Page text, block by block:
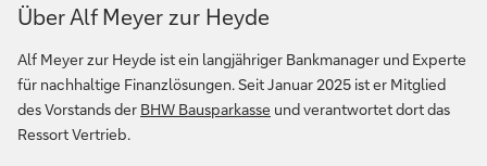
Über Alf Meyer zur Heyde
Alf Meyer zur Heyde ist ein langjähriger Bankmanager und Experte
für nachhaltige Finanzlösungen. Seit Januar 2025 ist er Mitglied
des Vorstands der BHW Bausparkasse und verantwortet dort das
Ressort Vertrieb.